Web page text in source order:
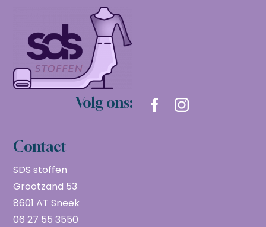
Volg ons:
Contact
SDS stoffen
Grootzand 53
8601 AT Sneek
06 27 55 3550